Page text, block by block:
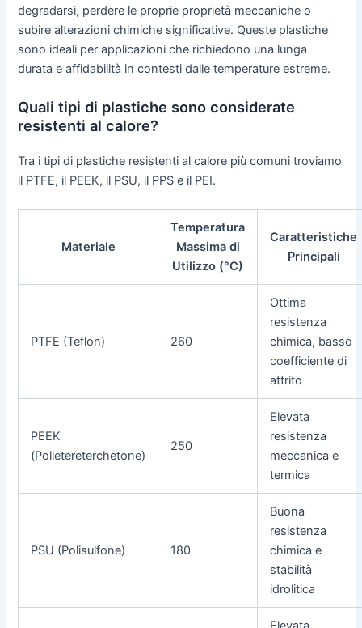
degradarsi, perdere le proprie proprietà meccaniche o
subire alterazioni chimiche significative. Queste plastiche
sono ideali per applicazioni che richiedono una lunga
durata e affidabilità in contesti dalle temperature estreme.
Quali tipi di plastiche sono considerate
resistenti al calore?
Tra i tipi di plastiche resistenti al calore più comuni troviamo
il PTFE, il PEEK, il PSU, il PPS e il PEI.
Materiale
Temperatura
Massima di
Utilizzo (°C)
Caratteristiche
Principali
PTFE (Teflon) 260
Ottima
resistenza
chimica, basso
coefficiente di
attrito
PEEK
(Polietereterchetone)
250
Elevata
resistenza
meccanica e
termica
PSU (Polisulfone) 180
Buona
resistenza
chimica e
stabilità
idrolitica